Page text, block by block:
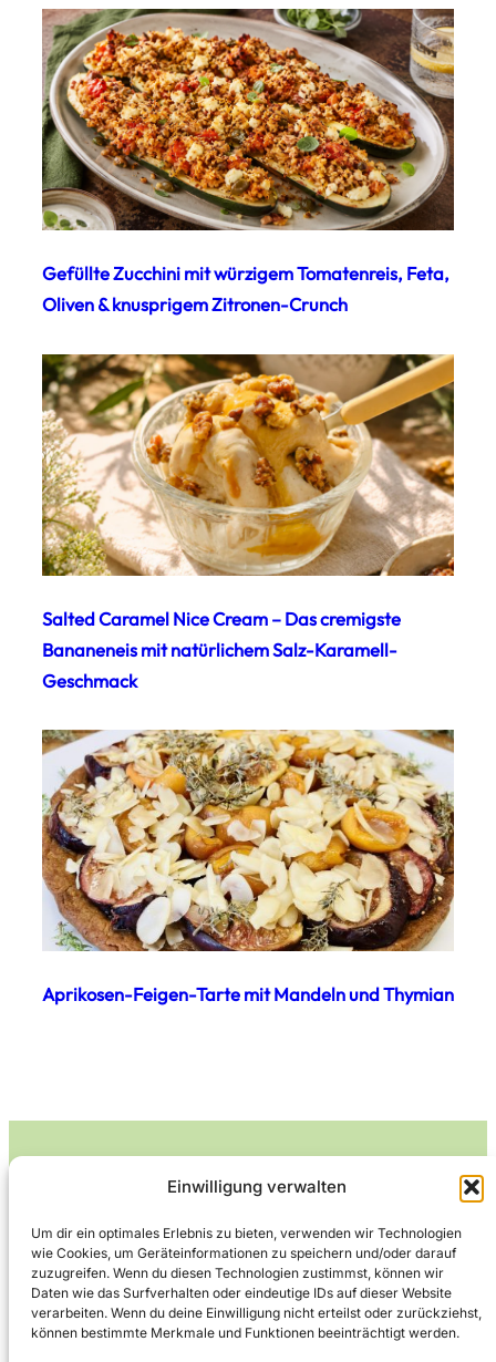
Einwilligung verwalten
Um dir ein optimales Erlebnis zu bieten, verwenden wir Technologien
wie Cookies, um Geräteinformationen zu speichern und/oder darauf
zuzugreifen. Wenn du diesen Technologien zustimmst, können wir
Daten wie das Surfverhalten oder eindeutige IDs auf dieser Website
verarbeiten. Wenn du deine Einwilligung nicht erteilst oder zurückziehst,
können bestimmte Merkmale und Funktionen beeinträchtigt werden.
Gefüllte Zucchini mit würzigem Tomatenreis, Feta,
Oliven & knusprigem Zitronen-Crunch
Salted Caramel Nice Cream – Das cremigste
Bananeneis mit natürlichem Salz-Karamell-
Geschmack
Aprikosen-Feigen-Tarte mit Mandeln und Thymian
Leckerlife
Lecker essen – gesund leben.